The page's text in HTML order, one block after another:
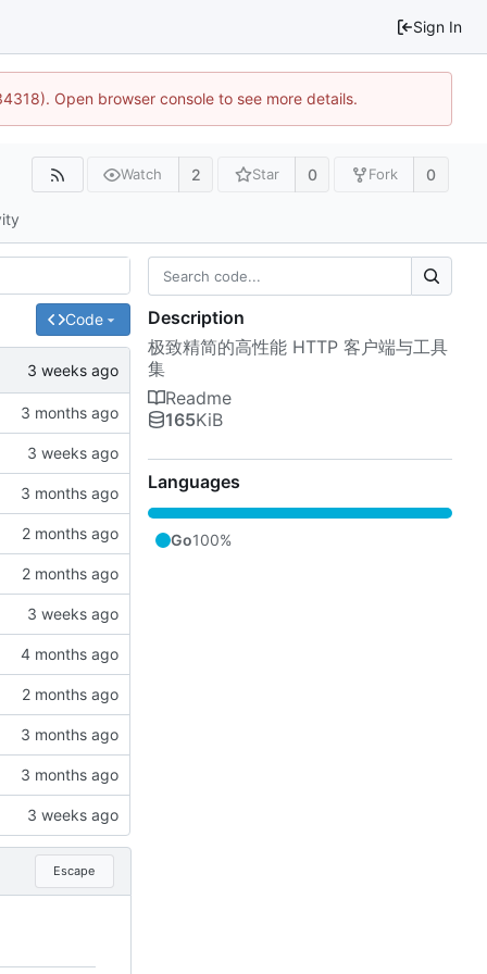
Sign In
Open browser console to see more details.
Watch 2 Star 0 Fork 0
Code
Escape
Description
极致精简的高性能 HTTP 客户端与工具
集
Readme
165KiB
Languages
Go100%